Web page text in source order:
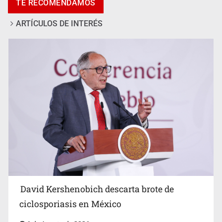
Advierten retrocesos en transparencia tras desaparición
del INAI
TE RECOMENDAMOS
ARTÍCULOS DE INTERÉS
David Kershenobich descarta brote de
ciclosporiasis en México